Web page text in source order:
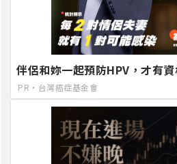
伴侶和妳一起預防HPV，才有資
PR・台灣癌症基金會